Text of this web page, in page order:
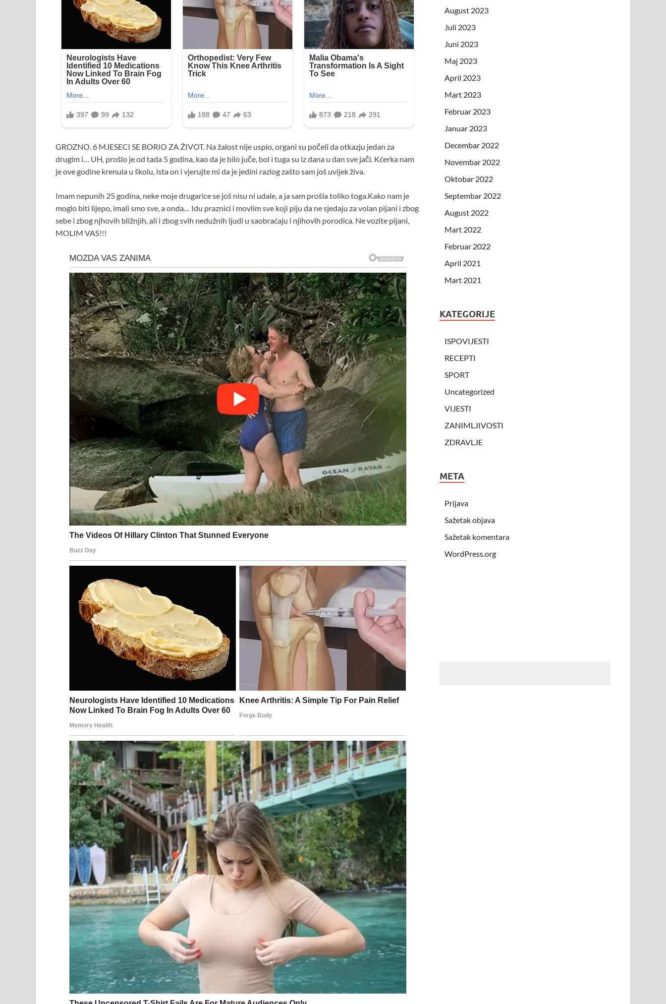
GROZNO. 6 MJESECI SE BORIO ZA ŽIVOT. Na žalost nije uspio, organi su počeli da otkazju jedan za
drugim i… UH, prošlo je od tada 5 godina, kao da je bilo juče, bol i tuga su iz dana u dan sve jači. Kćerka nam
je ove godine krenula u školu, ista on i vjerujte mi da je jedini razlog zašto sam još uvijek živa.
Imam nepunih 25 godina, neke moje drugarice se još nisu ni udale, a ja sam prošla toliko toga.Kako nam je
moglo biti lijepo, imali smo sve, a onda… Idu praznici i movlim sve koji piju da ne sjedaju za volan pijani i zbog
sebe i zbog njhovih bližnjih, ali i zbog svih nedužnih ljudi u saobraćaju i njihovih porodica. Ne vozite pijani,
MOLIM VAS!!!
August 2023
Juli 2023
Juni 2023
Maj 2023
April 2023
Mart 2023
Februar 2023
Januar 2023
Decembar 2022
Novembar 2022
Oktobar 2022
Septembar 2022
August 2022
Mart 2022
Februar 2022
April 2021
Mart 2021
KATEGORIJE
ISPOVIJESTI
RECEPTI
SPORT
Uncategorized
VIJESTI
ZANIMLJIVOSTI
ZDRAVLJE
META
Prijava
Sažetak objava
Sažetak komentara
WordPress.org